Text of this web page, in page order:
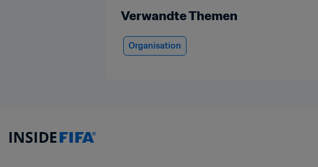
Verwandte Themen
Organisation